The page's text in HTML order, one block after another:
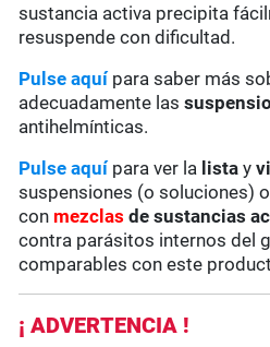
sustancia activa precipita
resuspende con dificultad.
Pulse aquí para saber más
adecuadamente las
antihelmínticas.
Pulse aquípara ver la lista y
suspensiones (o soluciones)
con mezclas de sustancias
contra parásitos internos del
comparables con este
¡ ADVERTENCIA !